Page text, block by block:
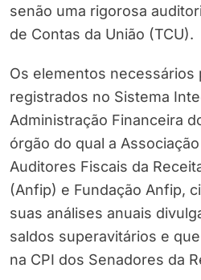
senão uma rigorosa
de Contas da União (TCU).
Os elementos necessários
registrados no Sistema
Administração Financeira
órgão do qual a
Auditores Fiscais da
(Anfip) e Fundação Anfip,
suas análises anuais
saldos superavitários e
na CPI dos Senadores da